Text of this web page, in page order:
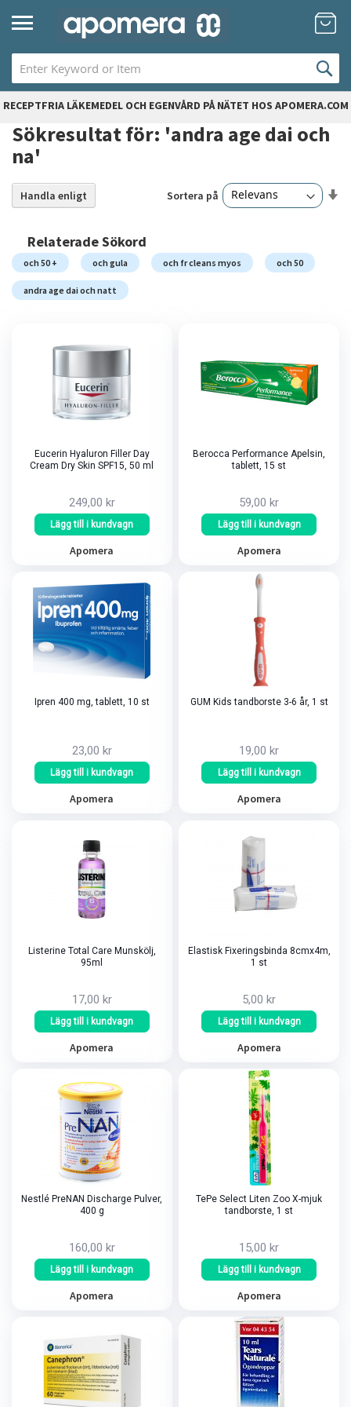
Hoppa
till
RECEPTFRIA LÄKEMEDEL OCH EGENVÅRD PÅ NÄTET HOS APOMERA.COM
Sökresultat för: 'andra age dai och
na'
20artiklar
Sortera på
Relaterade Sökord
och 50 + och gula och fr cleans myos och 50
andra age dai och natt
Eucerin Hyaluron Filler Day
Cream Dry Skin SPF15, 50 ml
249,00 kr
Lägg till i kundvagn
Apomera
Berocca Performance Apelsin,
tablett, 15 st
59,00 kr
Lägg till i kundvagn
Apomera
Ipren 400 mg, tablett, 10 st
23,00 kr
Lägg till i kundvagn
Apomera
GUM Kids tandborste 3-6 år, 1 st
19,00 kr
Lägg till i kundvagn
Apomera
Listerine Total Care Munskölj,
95ml
17,00 kr
Lägg till i kundvagn
Apomera
Elastisk Fixeringsbinda 8cmx4m,
1 st
5,00 kr
Lägg till i kundvagn
Apomera
Nestlé PreNAN Discharge Pulver,
400 g
160,00 kr
Lägg till i kundvagn
Apomera
TePe Select Liten Zoo X-mjuk
tandborste, 1 st
15,00 kr
Lägg till i kundvagn
Apomera
Handla enligt